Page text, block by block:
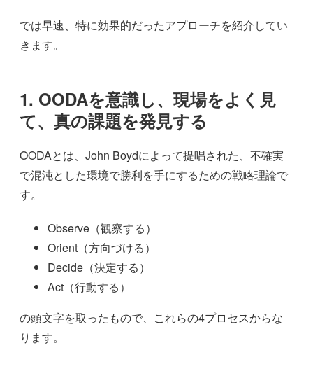
では早速、特に効果的だったアプローチを紹介してい
きます。
1. OODAを意識し、現場をよく見
て、真の課題を発見する
OODAとは、John Boydによって提唱された、不確実
で混沌とした環境で勝利を手にするための戦略理論で
す。
Observe（観察する）
Orient（方向づける）
Decide（決定する）
Act（行動する）
の頭文字を取ったもので、これらの4プロセスからな
ります。